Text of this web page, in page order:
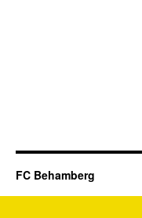
FC Behamberg